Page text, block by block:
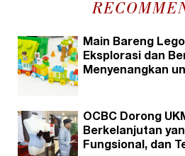
Main Bareng
Eksplorasi dan
Menyenangkan
OCBC Dorong
Berkelanjutan
Fungsional, dan